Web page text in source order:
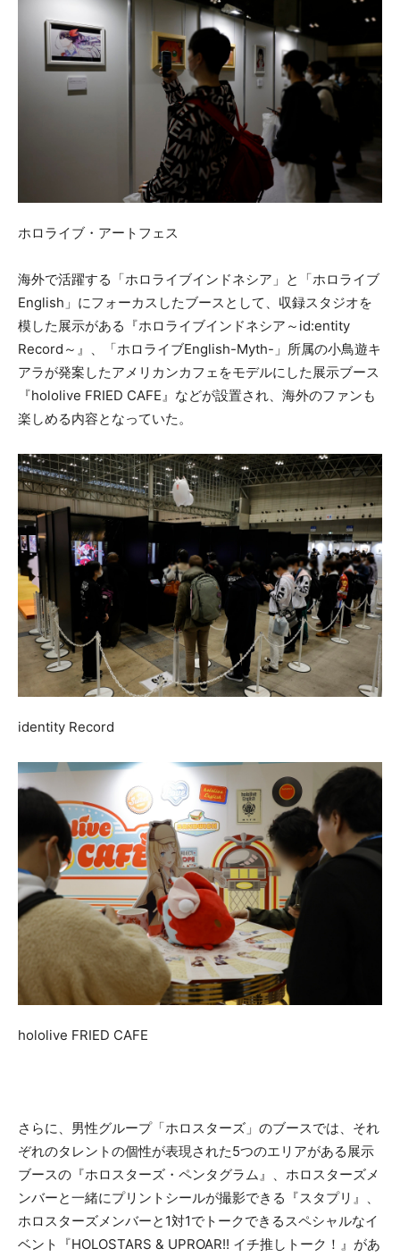
ホロライブ・アートフェス
海外で活躍する「ホロライブインドネシア」と「ホロライブ
English」にフォーカスしたブースとして、収録スタジオを
模した展示がある『ホロライブインドネシア～id:entity
Record～』、「ホロライブEnglish-Myth-」所属の小鳥遊キ
アラが発案したアメリカンカフェをモデルにした展示ブース
『hololive FRIED CAFE』などが設置され、海外のファンも
楽しめる内容となっていた。
identity Record
hololive FRIED CAFE
さらに、男性グループ「ホロスターズ」のブースでは、それ
ぞれのタレントの個性が表現された5つのエリアがある展示
ブースの『ホロスターズ・ペンタグラム』、ホロスターズメ
ンバーと一緒にプリントシールが撮影できる『スタプリ』、
ホロスターズメンバーと1対1でトークできるスペシャルなイ
ベント『HOLOSTARS & UPROAR!! イチ推しトーク！』があ